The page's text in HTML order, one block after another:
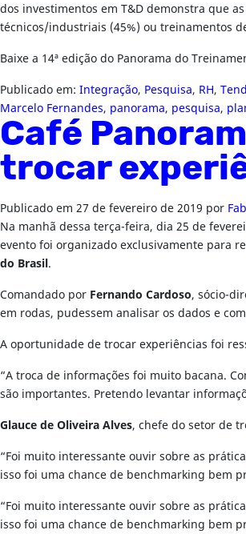
dos investimentos em T&D demonstra que
técnicos/industriais (45%) ou treinamentos
Baixe a 14ª edição do Panorama do
Publicado em: Integração, Pesquisa, RH,
Marcelo Fernandes, panorama, pesquisa,
Café
trocar
Publicado em 27 de fevereiro de 2019 por
Na manhã dessa terça-feira, dia 25 de
evento foi organizado exclusivamente para
do Brasil.
Comandado por Fernando Cardoso, sócio-
em rodas, pudessem analisar os dados e
A oportunidade de trocar experiências foi
“A troca de informações foi muito bacana.
são importantes. Pretendo levantar
Glauce de Oliveira Alves, chefe do setor de
“Foi muito interessante ouvir sobre as
isso foi uma chance de benchmarking bem
“Foi muito interessante ouvir sobre as
isso foi uma chance de benchmarking bem